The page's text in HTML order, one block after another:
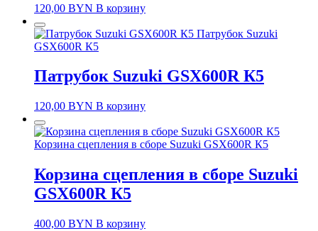
120,00 BYN В корзину
Патрубок Suzuki
GSX600R К5
Патрубок Suzuki GSX600R К5
120,00 BYN В корзину
Корзина сцепления в сборе Suzuki GSX600R К5
Корзина сцепления в сборе Suzuki
GSX600R К5
400,00 BYN В корзину